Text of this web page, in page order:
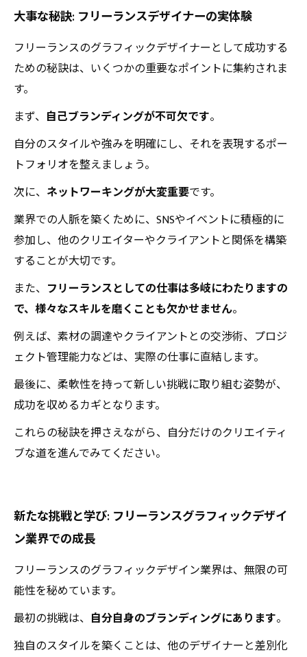
大事な秘訣: フリーランスデザイナーの実体験
フリーランスのグラフィックデザイナーとして成功する
ための秘訣は、いくつかの重要なポイントに集約されま
す。
まず、 自己ブランディングが不可欠です。
自分のスタイルや強みを明確にし、それを表現するポー
トフォリオを整えましょう。
次に、 ネットワーキングが大変重要です。
業界での人脈を築くために、SNSやイベントに積極的に
参加し、他のクリエイターやクライアントと関係を構築
することが大切です。
また、 フリーランスとしての仕事は多岐にわたりますの
で、様々なスキルを磨くことも欠かせません。
例えば、素材の調達やクライアントとの交渉術、プロジ
ェクト管理能力などは、実際の仕事に直結します。
最後に、柔軟性を持って新しい挑戦に取り組む姿勢が、
成功を収めるカギとなります。
これらの秘訣を押さえながら、自分だけのクリエイティ
ブな道を進んでみてください。
新たな挑戦と学び: フリーランスグラフィックデザイ
ン業界での成長
フリーランスのグラフィックデザイン業界は、無限の可
能性を秘めています。
最初の挑戦は、 自分自身のブランディングにあります。
独自のスタイルを築くことは、他のデザイナーと差別化